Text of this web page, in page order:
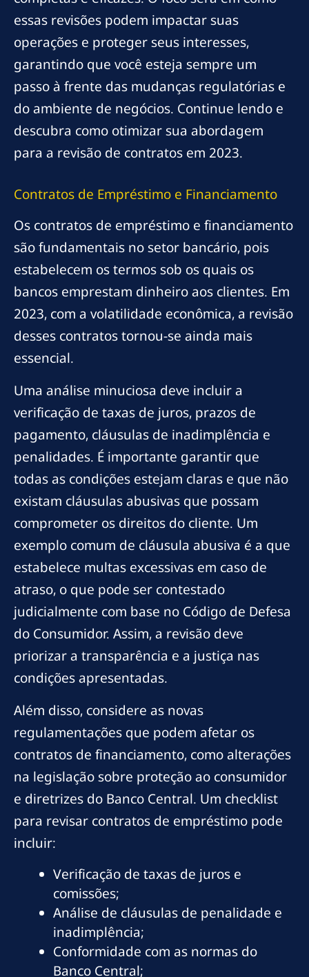
essas revisões podem impactar suas
operações e proteger seus interesses,
garantindo que você esteja sempre um
passo à frente das mudanças regulatórias e
do ambiente de negócios. Continue lendo e
descubra como otimizar sua abordagem
para a revisão de contratos em 2023.
Contratos de Empréstimo e Financiamento
Os contratos de empréstimo e financiamento
são fundamentais no setor bancário, pois
estabelecem os termos sob os quais os
bancos emprestam dinheiro aos clientes. Em
2023, com a volatilidade econômica, a revisão
desses contratos tornou-se ainda mais
essencial.
Uma análise minuciosa deve incluir a
verificação de taxas de juros, prazos de
pagamento, cláusulas de inadimplência e
penalidades. É importante garantir que
todas as condições estejam claras e que não
existam cláusulas abusivas que possam
comprometer os direitos do cliente. Um
exemplo comum de cláusula abusiva é a que
estabelece multas excessivas em caso de
atraso, o que pode ser contestado
judicialmente com base no Código de Defesa
do Consumidor. Assim, a revisão deve
priorizar a transparência e a justiça nas
condições apresentadas.
Além disso, considere as novas
regulamentações que podem afetar os
contratos de financiamento, como alterações
na legislação sobre proteção ao consumidor
e diretrizes do Banco Central. Um checklist
para revisar contratos de empréstimo pode
incluir:
Verificação de taxas de juros e
comissões;
Análise de cláusulas de penalidade e
inadimplência;
Conformidade com as normas do
Banco Central;